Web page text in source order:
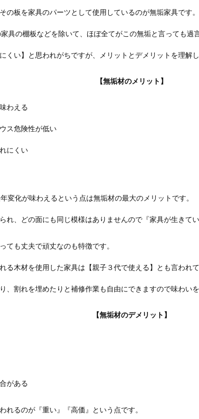
の板を家具のパーツとして使用しているのが無垢家具です。
具の棚板などを除いて、ほぼ全てがこの無垢と言っても過
くい】と思われがちですが、メリットとデメリットを理解
【無垢材のメリット】
わえる
ス危険性が低い
にくい
変化が味わえるという点は無垢材の最大のメリットです。
れ、どの面にも同じ模様はありませんので『家具が生きて
ても丈夫で頑丈なのも特徴です。
る木材を使用した家具は【親子３代で使える】とも言われ
、割れを埋めたりと補修作業も自由にできますので味わい
【無垢材のデメリット】
がある
れるのが『重い』『高価』という点です。